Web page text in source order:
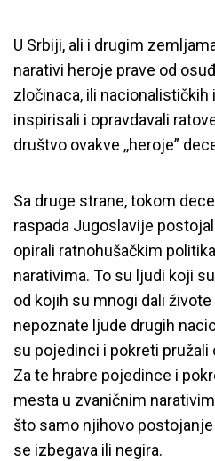
U Srbiji, ali i drugim
narativi heroje prave od
zločinaca, ili
inspirisali i opravdavali
društvo ovakve ,,heroje”
Sa druge strane, tokom
raspada Jugoslavije
opirali ratnohušačkim
narativima. To su ljudi koji
od kojih su mnogi dali
nepoznate ljude drugih
su pojedinci i pokreti pružali
Za te hrabre pojedince i
mesta u zvaničnim
što samo njihovo
se izbegava ili negira.